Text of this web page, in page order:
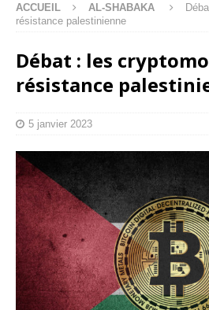
ACCUEIL AL-SHABAKA
résistance palestinienne
Débat : les
résistance
5 janvier 2023